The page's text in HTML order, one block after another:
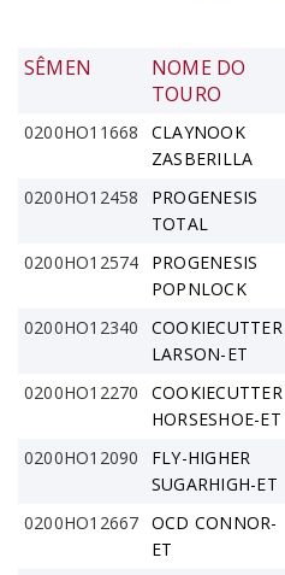
SÊMEN
NOME DO
TOURO
0200HO11668
CLAYNOOK
ZASBERILLA
0200HO12458
PROGENESIS
TOTAL
0200HO12574
PROGENESIS
POPNLOCK
0200HO12340
COOKIECUTTER
LARSON-ET
0200HO12270
COOKIECUTTER
HORSESHOE-ET
0200HO12090
FLY-HIGHER
SUGARHIGH-ET
0200HO12667 OCD CONNOR-
ET